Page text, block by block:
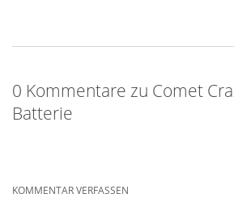
0 Kommentare zu Comet
Batterie
KOMMENTAR VERFASSEN